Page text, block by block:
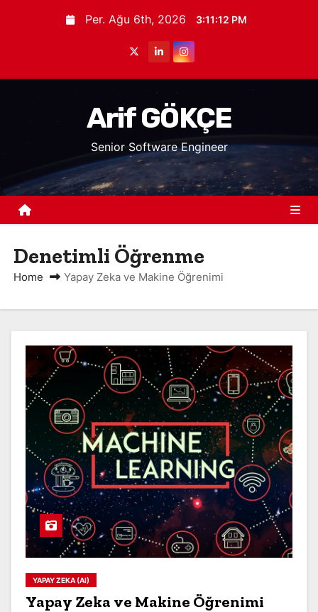
t
n
Per. Ağu 6th, 2026 3:11:12 PM
Arif GÖKÇE
Senior Software Engineer
Denetimli Öğrenme
Home Yapay Zeka ve Makine Öğrenimi
YAPAY ZEKA (AI)
Yapay Zeka ve Makine Öğrenimi